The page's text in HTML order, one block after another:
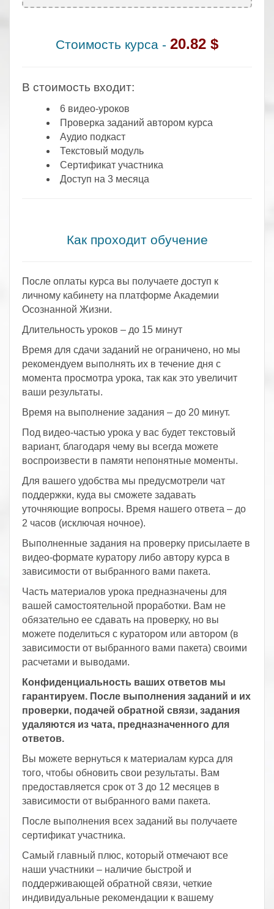
Стоимость курса - 20.82 $
В стоимость входит:
6 видео-уроков
Проверка заданий автором курса
Аудио подкаст
Текстовый модуль
Сертификат участника
Доступ на 3 месяца
Как проходит обучение
После оплаты курса вы получаете доступ к
личному кабинету на платформе Академии
Осознанной Жизни.
Длительность уроков – до 15 минут
Время для сдачи заданий не ограничено, но мы
рекомендуем выполнять их в течение дня с
момента просмотра урока, так как это увеличит
ваши результаты.
Время на выполнение задания – до 20 минут.
Под видео-частью урока у вас будет текстовый
вариант, благодаря чему вы всегда можете
воспроизвести в памяти непонятные моменты.
Для вашего удобства мы предусмотрели чат
поддержки, куда вы сможете задавать
уточняющие вопросы. Время нашего ответа – до
2 часов (исключая ночное).
Выполненные задания на проверку присылаете в
видео-формате куратору либо автору курса в
зависимости от выбранного вами пакета.
Часть материалов урока предназначены для
вашей самостоятельной проработки. Вам не
обязательно ее сдавать на проверку, но вы
можете поделиться с куратором или автором (в
зависимости от выбранного вами пакета) своими
расчетами и выводами.
Конфиденциальность ваших ответов мы
гарантируем. После выполнения заданий и их
проверки, подачей обратной связи, задания
удаляются из чата, предназначенного для
ответов.
Вы можете вернуться к материалам курса для
того, чтобы обновить свои результаты. Вам
предоставляется срок от 3 до 12 месяцев в
зависимости от выбранного вами пакета.
После выполнения всех заданий вы получаете
сертификат участника.
Самый главный плюс, который отмечают все
наши участники – наличие быстрой и
поддерживающей обратной связи, четкие
индивидуальные рекомендации к вашему